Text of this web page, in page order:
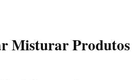
Misturar Produtos